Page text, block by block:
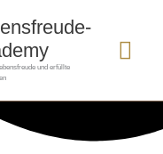
und erfüllte